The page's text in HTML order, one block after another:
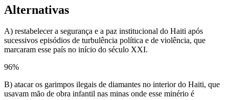
Alternativas
A) restabelecer a segurança e a paz institucional do Haiti após
sucessivos episódios de turbulência política e de violência, que
marcaram esse país no início do século XXI.
96%
B) atacar os garimpos ilegais de diamantes no interior do Haiti, que
usavam mão de obra infantil nas minas onde esse minério é